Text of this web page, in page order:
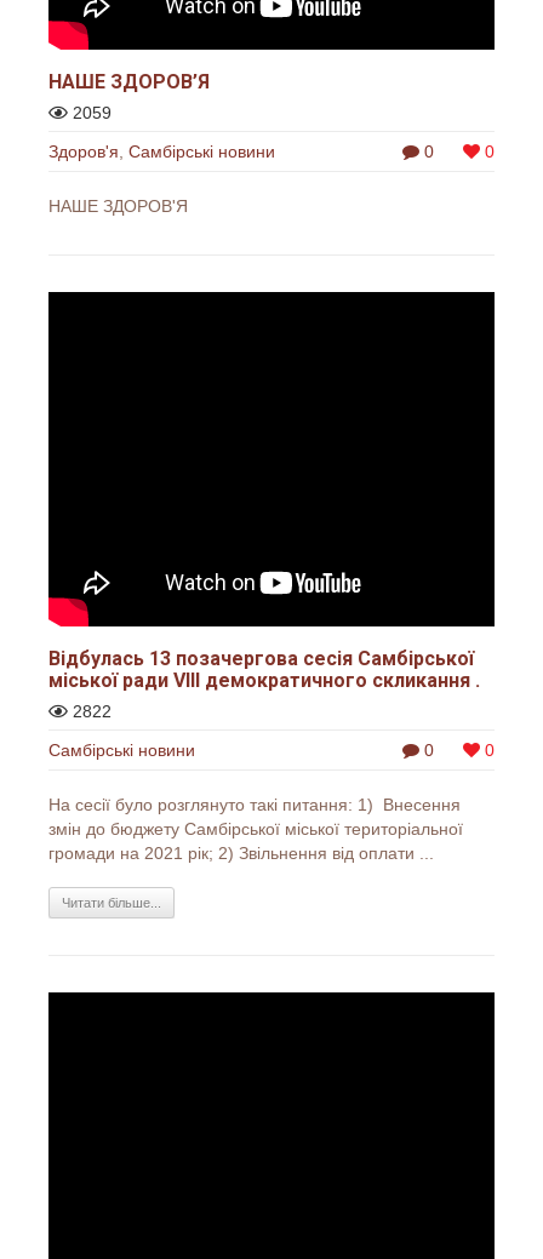
НАШЕ ЗДОРОВ’Я
2059
0
0
Здоров'я Самбірські новини
НАШЕ ЗДОРОВ'Я
Відбулась 13 позачергова сесія Самбірської
міської ради VІІI демократичного скликання .
2822
0
0
Самбірські новини
На сесії було розглянуто такі питання: 1) Внесення
змін до бюджету Самбірської міської територіальної
громади на 2021 рік; 2) Звільнення від оплати ...
Читати більше...